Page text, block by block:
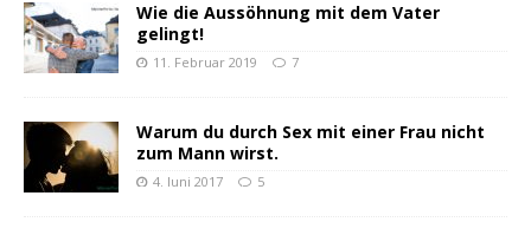
Wie die Aussöhnung mit dem Vater
gelingt!
11. Februar 2019 7
Warum du durch Sex mit einer Frau nicht
zum Mann wirst.
4. Juni 2017 5